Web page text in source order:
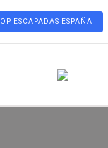
ESCAPADAS ESPAÑA